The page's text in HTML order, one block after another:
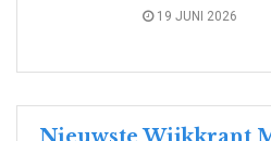
19 JUNI 2026